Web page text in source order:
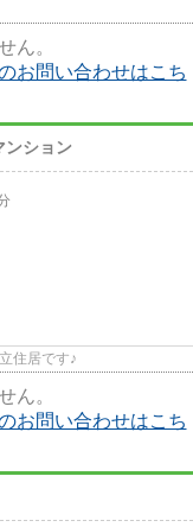
ん。
お問い合わせはこち
ンション
住居です♪
ん。
お問い合わせはこち